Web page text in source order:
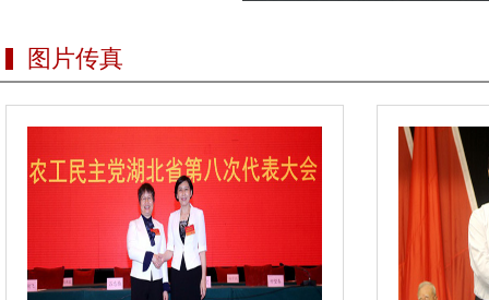
图片传真